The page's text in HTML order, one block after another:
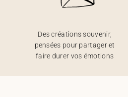
Des créations souvenir,
pensées pour partager et
faire durer vos émotions